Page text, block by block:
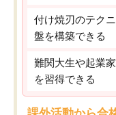
付け焼刃のテク
盤を構築できる
難関大生や起業
を習得できる